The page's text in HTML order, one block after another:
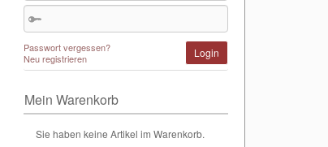
Passwort vergessen?
Neu registrieren
Login
Mein Warenkorb
Sie haben keine Artikel im Warenkorb.